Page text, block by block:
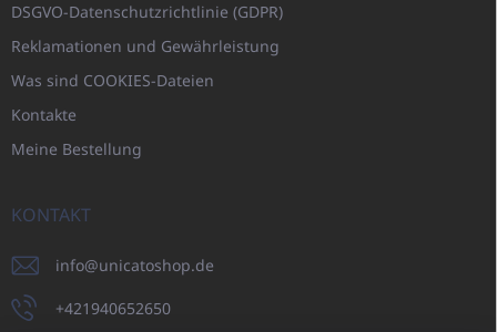
DSGVO-Datenschutzrichtlinie (GDPR)
Reklamationen und Gewährleistung
Was sind COOKIES-Dateien
Kontakte
Meine Bestellung
KONTAKT
info@unicatoshop.de
+421940652650